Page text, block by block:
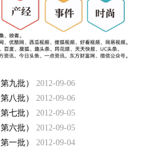
九批）
2012-09-06
八批）
2012-09-06
七批）
2012-09-05
六批）
2012-09-05
一批）
2012-09-04